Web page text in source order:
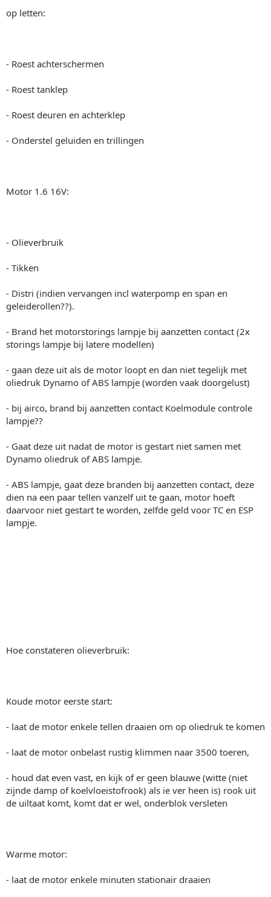
op letten:
- Roest achterschermen
- Roest tanklep
- Roest deuren en achterklep
- Onderstel geluiden en trillingen
Motor 1.6 16V:
- Olieverbruik
- Tikken
- Distri (indien vervangen incl waterpomp en span en
geleiderollen??).
- Brand het motorstorings lampje bij aanzetten contact (2x
storings lampje bij latere modellen)
- gaan deze uit als de motor loopt en dan niet tegelijk met
oliedruk Dynamo of ABS lampje (worden vaak doorgelust)
- bij airco, brand bij aanzetten contact Koelmodule controle
lampje??
- Gaat deze uit nadat de motor is gestart niet samen met
Dynamo oliedruk of ABS lampje.
- ABS lampje, gaat deze branden bij aanzetten contact, deze
dien na een paar tellen vanzelf uit te gaan, motor hoeft
daarvoor niet gestart te worden, zelfde geld voor TC en ESP
lampje.
Hoe constateren olieverbruik:
Koude motor eerste start:
- laat de motor enkele tellen draaien om op oliedruk te komen
- laat de motor onbelast rustig klimmen naar 3500 toeren,
- houd dat even vast, en kijk of er geen blauwe (witte (niet
zijnde damp of koelvloeistofrook) als ie ver heen is) rook uit
de uiltaat komt, komt dat er wel, onderblok versleten
Warme motor:
- laat de motor enkele minuten stationair draaien